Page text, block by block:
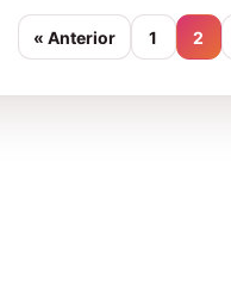
« Anterior 1 2